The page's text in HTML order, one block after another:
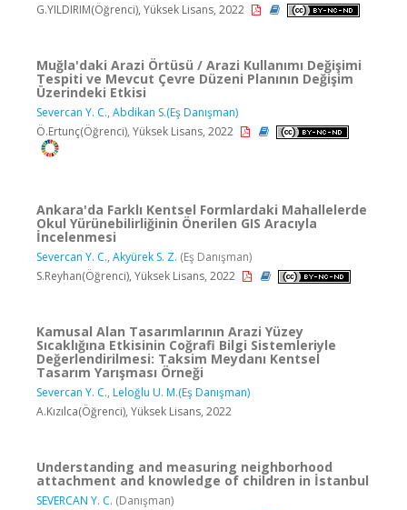
G.YILDIRIM(Öğrenci), Yüksek Lisans, 2022
Muğla'daki Arazi Örtüsü / Arazi Kullanımı Değişimi
Tespiti ve Mevcut Çevre Düzeni Planının Değişim
Üzerindeki Etkisi
Severcan Y. C., Abdikan S.(Eş Danışman)
Ö.Ertunç(Öğrenci), Yüksek Lisans, 2022
Ankara'da Farklı Kentsel Formlardaki Mahallelerde
Okul Yürünebilirliğinin Önerilen GIS Aracıyla
İncelenmesi
Severcan Y. C., Akyürek S. Z. (Eş Danışman)
S.Reyhan(Öğrenci), Yüksek Lisans, 2022
Kamusal Alan Tasarımlarının Arazi Yüzey
Sıcaklığına Etkisinin Coğrafi Bilgi Sistemleriyle
Değerlendirilmesi: Taksim Meydanı Kentsel
Tasarım Yarışması Örneği
Severcan Y. C., Leloğlu U. M.(Eş Danışman)
A.Kızılca(Öğrenci), Yüksek Lisans, 2022
Understanding and measuring neighborhood
attachment and knowledge of children in İstanbul
SEVERCAN Y. C. (Danışman)